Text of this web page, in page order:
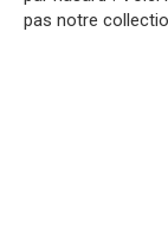
pas notre